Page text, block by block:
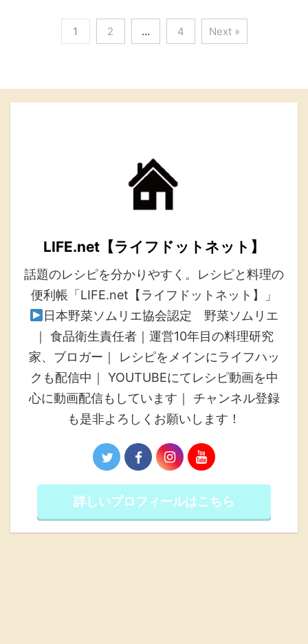
1 2 … 4 Next »
LIFE.net【ライフドットネット】
話題のレシピを分かりやすく。レシピと料理の
便利帳「LIFE.net【ライフドットネット】」
日本野菜ソムリエ協会認定 野菜ソムリエ
｜ 食品衛生責任者｜運営10年目の料理研究
家、ブロガー｜ レシピをメインにライフハッ
クも配信中｜ YOUTUBEにてレシピ動画を中
心に動画配信もしています｜ チャンネル登録
も是非よろしくお願いします！
詳しいプロフィールはこちら